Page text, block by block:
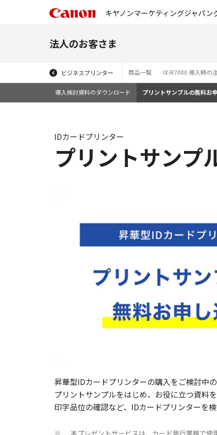
キヤノンマーケティングジャパン
法人のお客さま
ビジネスプリンター 商品一覧 IX-R7000 導入時の
導入検討資料のダウンロード プリントサンプルの無料お
プリントサンプ
IDカードプリンター
昇華型IDカードプリンターの購入をご検討中
プリントサンプルをはじめ、お役に立つ資料
印字品位の確認など、IDカードプリンターを